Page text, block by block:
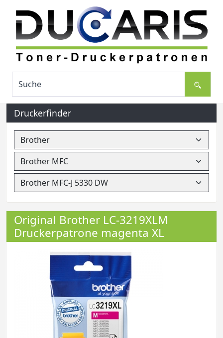
Druckerfinder
Original Brother LC-3219XLM
Druckerpatrone magenta XL